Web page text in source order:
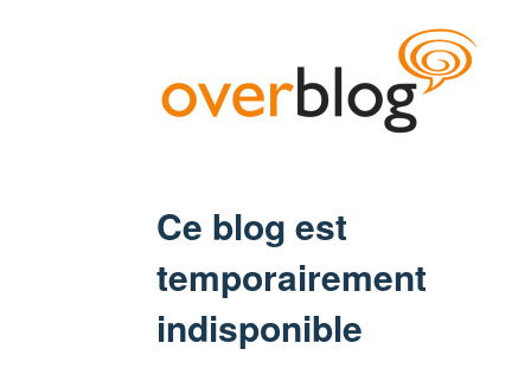
Ce blog est
temporairement
indisponible